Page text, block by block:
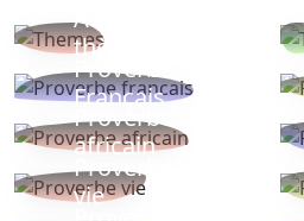
Autres
thèmes
Proverbe
Français
Proverbe
africain
Proverbe
vie